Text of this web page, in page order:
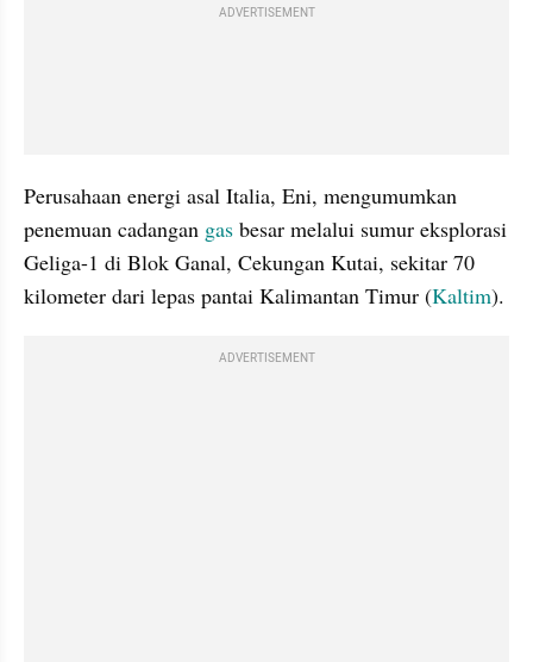
ADVERTISEMENT
Perusahaan energi asal Italia, Eni, mengumumkan
penemuan cadangan gas besar melalui sumur eksplorasi
Geliga-1 di Blok Ganal, Cekungan Kutai, sekitar 70
kilometer dari lepas pantai Kalimantan Timur (Kaltim
ADVERTISEMENT